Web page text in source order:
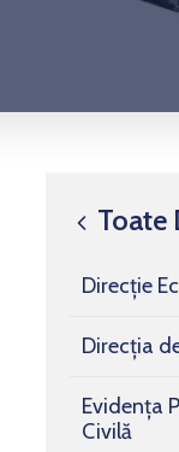
Toate
Direcție
Direcția
Evidența
Civilă